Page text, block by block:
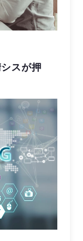
スが押